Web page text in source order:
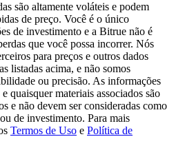
futuros
são altamente voláteis e podem
de preço. Você é o único
de investimento e a Bitrue não é
que você possa incorrer. Nós
para preços e outros dados
listadas acima, e não somos
ou precisão. As informações
quaisquer materiais associados são
e não devem ser consideradas como
de investimento. Para mais
Termos de Uso e Política de